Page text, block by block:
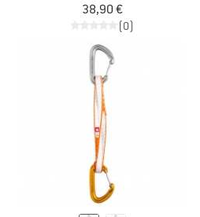
38,90 €
(0)